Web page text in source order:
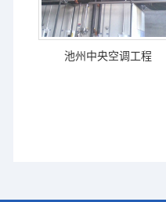
池州中央空调工程